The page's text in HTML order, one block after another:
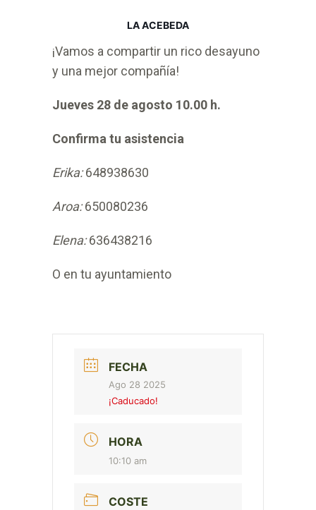
LA ACEBEDA
¡Vamos a compartir un rico desayuno
y una mejor compañía!
Jueves 28 de agosto 10.00 h.
Confirma tu asistencia
Erika:648938630
Aroa:650080236
Elena:636438216
O en tu ayuntamiento
FECHA
Ago 28 2025
¡Caducado!
HORA
10:10 am
COSTE